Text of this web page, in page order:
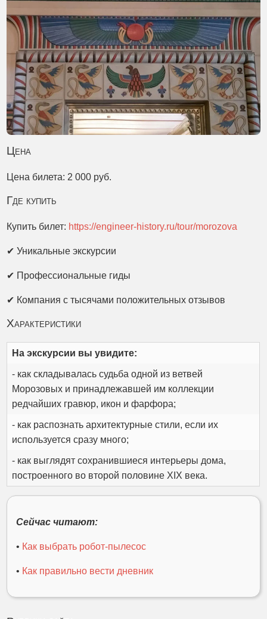
Цена
Цена билета: 2 000 руб.
Где купить
Купить билет: https://engineer-history.ru/tour/morozova
✔ Уникальные экскурсии
✔ Профессиональные гиды
✔ Компания с тысячами положительных отзывов
Характеристики
На экскурсии вы увидите:
- как складывалась судьба одной из ветвей
Морозовых и принадлежавшей им коллекции
редчайших гравюр, икон и фарфора;
- как распознать архитектурные стили, если их
используется сразу много;
- как выглядят сохранившиеся интерьеры дома,
построенного во второй половине XIX века.
Сейчас читают:
• Как выбрать робот-пылесос
• Как правильно вести дневник